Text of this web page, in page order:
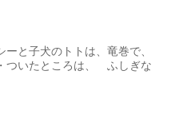
と子犬のトトは、竜巻で、
ついたところは、 ふしぎな